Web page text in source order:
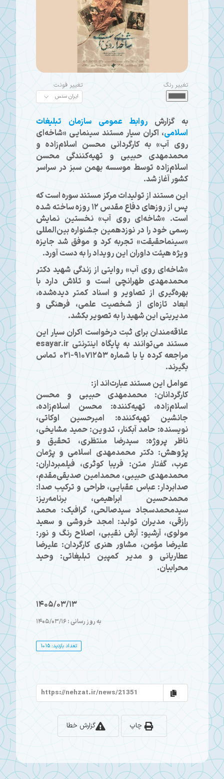
تغییر رنگ تغییر فونت
به گزارش روابط عمومی سازمان تبلیغات
اسلامی، اکران سیار مستند سینمایی «شاخه‌ای
روی آب» به کارگردانی محسن اسلام‌زاده و
محمدمهدی حبیبی و تهیه‌کنندگی محسن
اسلام‌زاده توسط موسسه بهمن سبز در سراسر
کشور آغاز شد.
این مستند از تولیدات مرکز مستند سوره است که
پس از روزهای دفاع مقدس ۱۲ روزه ساخته شده
است. «شاخه‌ای روی آب» نخستین نمایش
رسمی خود را در نوزدهمین جشنواره بین‌المللی
«سینماحقیقت» تجربه کرد و موفق شد جایزه
ویژه هیئت داوران این رویداد را به دست آورد.
«شاخه‌ای روی آب» روایتی از زندگی شهید دکتر
محمدمهدی طهرانچی است و تلاش دارد با
بهره‌گیری از تصاویر و اسناد کمتر دیده‌شده،
ابعاد تازه‌ای از شخصیت علمی، فرهنگی و
مدیریتی این شهید را به تصویر بکشد.
علاقه‌مندان برای ثبت درخواست اکران سیار این
مستند می‌توانند به پایگاه اینترنتی esayar.ir
مراجعه کرده یا با شماره ۹۱۰۷۱۲۵۳-۰۲۱ تماس
بگیرند.
عوامل این مستند عبارت‌اند از:
کارگردانان: محمدمهدی حبیبی و محسن
اسلام‌زاده، تهیه‌کننده: محسن اسلام‌زاده،
جانشین تهیه‌کننده: امیرحسین اوکاتی،
نویسنده: حامد آبکنار، تدوین: حمید مشایخی،
ناظر پروژه: سیدرضا منتظری، تحقیق و
پژوهش: دکتر محمدمهدی اسلامی و پژمان
عرب، گفتار متن: فریبا کوثری، فیلمبرداران:
محمدمهدی حبیبی، محمدامین صدیقی‌مقدم،
صدابردار: عباس عقبایی، طراحی و ترکیب صدا:
محمدحسین ابراهیمی، برنامه‌ریز:
سیدمحمدسجاد سیدصالحی، گرافیک: محمد
رازقی، مدیران تولید: امجد خروشی و سعید
مولوی، آرشیو: آرش نقیبی، اصلاح رنگ و نور:
علیرضا مؤمن، مشاور هنری کارگردان: علیرضا
عطاریانی و مدیر کمپین تبلیغاتی: وحید
محرابیان.
1405/03/13
به روز رسانی : 1405/03/16
تعداد بازدید: 1015
گزارش خطا چاپ